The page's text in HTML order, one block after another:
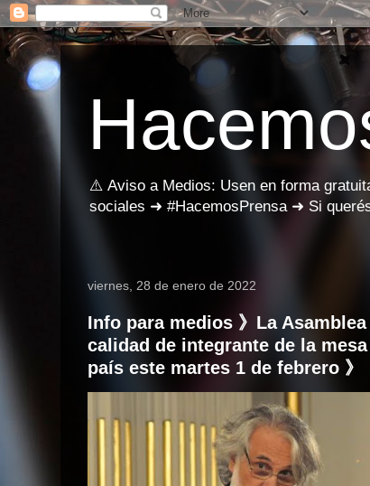
⚠️ Aviso a Medios: Usen en forma
sociales ➜ #HacemosPrensa ➜ Si
viernes, 28 de enero de 2022
Info para medios 》La
calidad de integrante de la
país este martes 1 de febrero 》